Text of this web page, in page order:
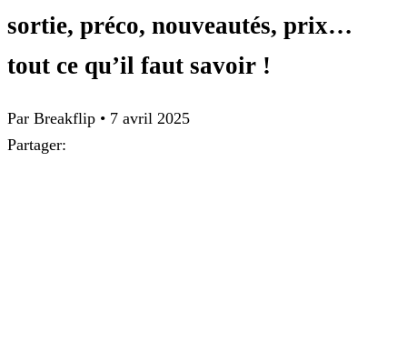
sortie, préco, nouveautés, prix…
tout ce qu’il faut savoir !
Par Breakflip • 7 avril 2025
Partager: